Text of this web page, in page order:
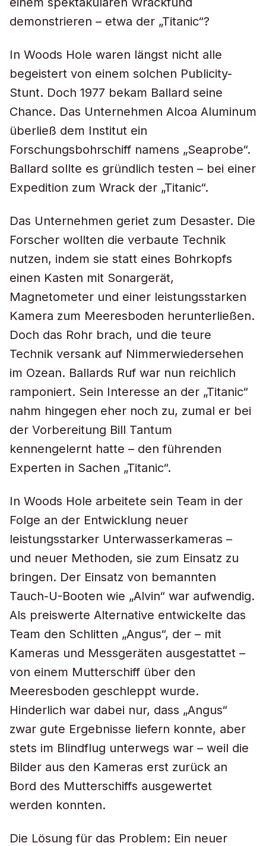
demonstrieren – etwa der „Titanic“?
In Woods Hole waren längst nicht alle
begeistert von einem solchen Publicity-
Stunt. Doch 1977 bekam Ballard seine
Chance. Das Unternehmen Alcoa Aluminum
überließ dem Institut ein
Forschungsbohrschiff namens „Seaprobe“.
Ballard sollte es gründlich testen – bei einer
Expedition zum Wrack der „Titanic“.
Das Unternehmen geriet zum Desaster. Die
Forscher wollten die verbaute Technik
nutzen, indem sie statt eines Bohrkopfs
einen Kasten mit Sonargerät,
Magnetometer und einer leistungsstarken
Kamera zum Meeresboden herunterließen.
Doch das Rohr brach, und die teure
Technik versank auf Nimmerwiedersehen
im Ozean. Ballards Ruf war nun reichlich
ramponiert. Sein Interesse an der „Titanic“
nahm hingegen eher noch zu, zumal er bei
der Vorbereitung Bill Tantum
kennengelernt hatte – den führenden
Experten in Sachen „Titanic“.
In Woods Hole arbeitete sein Team in der
Folge an der Entwicklung neuer
leistungsstarker Unterwasserkameras –
und neuer Methoden, sie zum Einsatz zu
bringen. Der Einsatz von bemannten
Tauch-U-Booten wie „Alvin“ war aufwendig.
Als preiswerte Alternative entwickelte das
Team den Schlitten „Angus“, der – mit
Kameras und Messgeräten ausgestattet –
von einem Mutterschiff über den
Meeresboden geschleppt wurde.
Hinderlich war dabei nur, dass „Angus“
zwar gute Ergebnisse liefern konnte, aber
stets im Blindflug unterwegs war – weil die
Bilder aus den Kameras erst zurück an
Bord des Mutterschiffs ausgewertet
werden konnten.
Die Lösung für das Problem: Ein neuer